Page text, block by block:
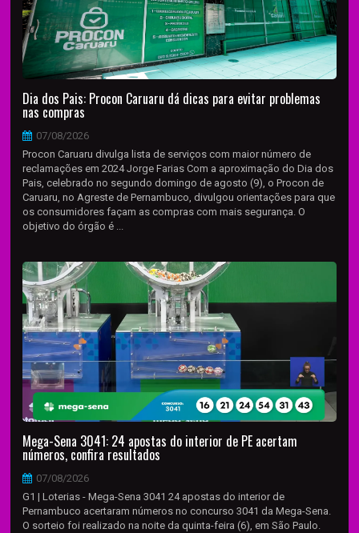
Dia dos Pais: Procon Caruaru dá dicas para evitar problemas
nas compras
07/08/2026
Procon Caruaru divulga lista de serviços com maior número de
reclamações em 2024 Jorge Farias Com a aproximação do Dia dos
Pais, celebrado no segundo domingo de agosto (9), o Procon de
Caruaru, no Agreste de Pernambuco, divulgou orientações para que
os consumidores façam as compras com mais segurança. O
objetivo do órgão é ...
Mega-Sena 3041: 24 apostas do interior de PE acertam
números, confira resultados
07/08/2026
G1 | Loterias - Mega-Sena 3041 24 apostas do interior de
Pernambuco acertaram números no concurso 3041 da Mega-Sena.
O sorteio foi realizado na noite da quinta-feira (6), em São Paulo.